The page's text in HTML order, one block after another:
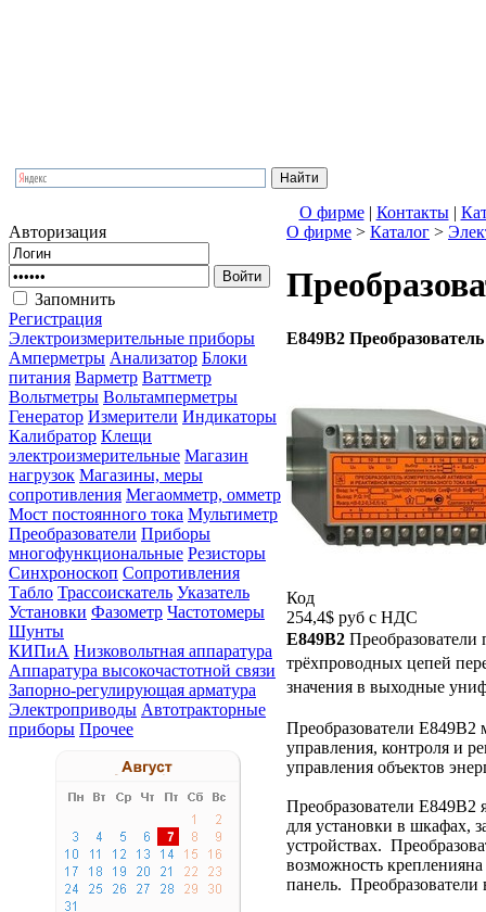
О фирме | Контакты |
Авторизация
Запомнить
Регистрация
Электроизмерительные приборы
Амперметры Анализатор Блоки
питания Варметр Ваттметр
Вольтметры Вольтамперметры
Генератор Измерители Индикаторы
Калибратор Клещи
электроизмерительные Магазин
нагрузок Магазины, меры
сопротивления Мегаомметр, омметр
Мост постоянного тока Мультиметр
Преобразователи Приборы
многофункциональные Резисторы
Синхроноскоп Сопротивления
Табло Трассоискатель Указатель
Установки Фазометр Частотомеры
Шунты
КИПиА Низковольтная аппаратура
Аппаратура высокочастотной связи
Запорно-регулирующая арматура
Электроприводы Автотракторные
приборы Прочее
О фирме > Кaталог >
Е849В2 Преобразователь
Код
254,4$ руб с НДС
Е849В2
трёхпроводных цепей
значения в выходные
Преобразователи Е849В2
управления, контроля и
управления объектов
Преобразователи Е849В2
для установки в шкафах,
устройствах.
возможность
панель.